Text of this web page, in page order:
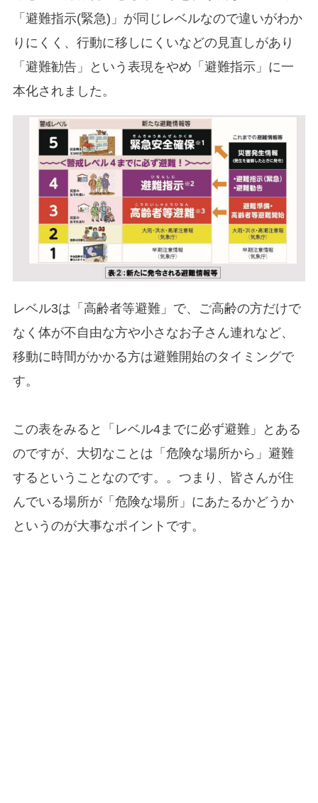
「避難指示(緊急)」が同じレベルなので違いがわか
りにくく、行動に移しにくいなどの見直しがあり
「避難勧告」という表現をやめ「避難指示」に一
本化されました。
レベル3は「高齢者等避難」で、ご高齢の方だけで
なく体が不自由な方や小さなお子さん連れなど、
移動に時間がかかる方は避難開始のタイミングで
す。
この表をみると「レベル4までに必ず避難」とある
のですが、大切なことは「危険な場所から」避難
するということなのです。。つまり、皆さんが住
んでいる場所が「危険な場所」にあたるかどうか
というのが大事なポイントです。